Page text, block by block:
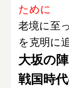
ために
老境に至
を克明に
大坂の
戦国時